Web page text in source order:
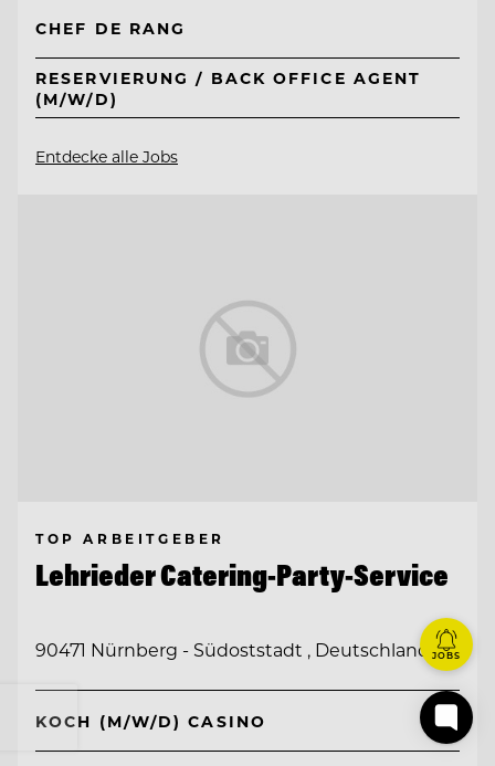
CHEF DE RANG
RESERVIERUNG / BACK OFFICE AGENT
(M/W/D)
Entdecke alle Jobs
TOP ARBEITGEBER
Lehrieder Catering-Party-Service
90471 Nürnberg - Südoststadt , Deutschland
KOCH (M/W/D) CASINO
JOBS